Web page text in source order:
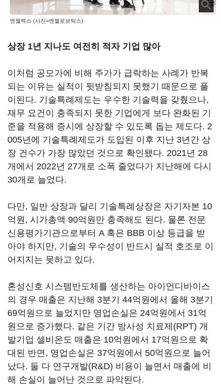
엔젤렉스 (사진=엔젤로보틱스)
상장 1년 지나도 여전히 적자 기업 많아
이처럼 공모가에 비해 주가가 급락하는 사례가 반복
되는 이유는 실적이 뒷받침되지 못했기 때문으로 풀
이된다. 기술특례제도는 우수한 기술력을 갖췄으나,
재무 요건이 충족되지 못한 기업에게 보다 완화된 기
준을 적용해 증시에 상장할 수 있도록 돕는 제도다. 2
005년에 기술특례제도가 도입된 이후 지난 3년간 상
장 건수가 가장 많았던 것으로 확인됐다. 2021년 28
개에서 2022년 27개로 소폭 줄었다가 지난해에 다시
30개로 늘었다.
다만, 일반 상장과 달리 기술특례상장은 자기자본 10
억원, 시가총액 90억원만 충족해도 된다. 물론 전문
신용평가기관으로부터 A 혹은 BBB 이상 등급을 받
아야 하지만, 기술의 우수성이 반드시 실적 호조로 이
어지지는 못하고 있다.
혼성신호 시스템반도체를 생산하는 아이언디바이스
의 경우 매출은 지난해 3분기 44억원에서 올해 3분기
69억원으로 늘었지만 영업손실은 24억원에서 31억
원으로 증가했다. 같은 기간 방사성 치료제(RPT) 개
발기업 셀비온도 매출은 10억원에서 17억원으로 확
대된 반면, 영업손실은 37억원에서 50억원으로 늘어
났다. 둘 다 연구개발(R&D) 비용이 늘면서 매출에 비
해 손실이 늘어난 것으로 파악된다.